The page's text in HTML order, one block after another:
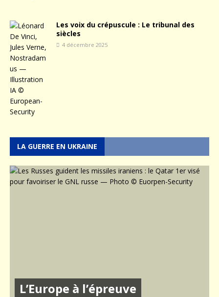
Les voix du crépuscule : Le tribunal des
siècles
4 décembre 2025
LA GUERRE EN UKRAINE
L’Europe à l’épreuve